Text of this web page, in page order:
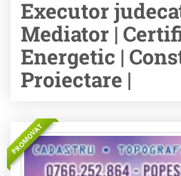
Executor
Mediator |
Energetic |
Proiectare |
PROMOVAT